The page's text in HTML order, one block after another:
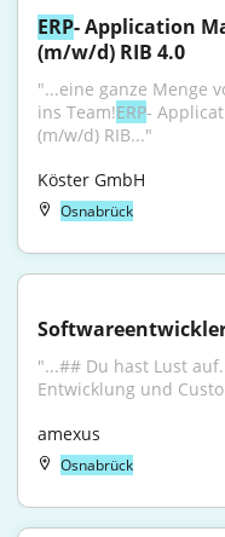
ERP- Application
(m/w/d) RIB 4.0
"...eine ganze Menge
ins Team!ERP-
(m/w/d) RIB..."
Köster GmbH
Osnabrück
"...## Du hast Lust
Entwicklung und
amexus
Osnabrück